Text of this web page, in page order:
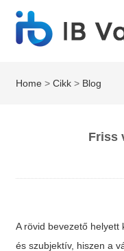
Home >Cikk > Blog
Friss
A rövid bevezető
és szubjektív, hiszen a